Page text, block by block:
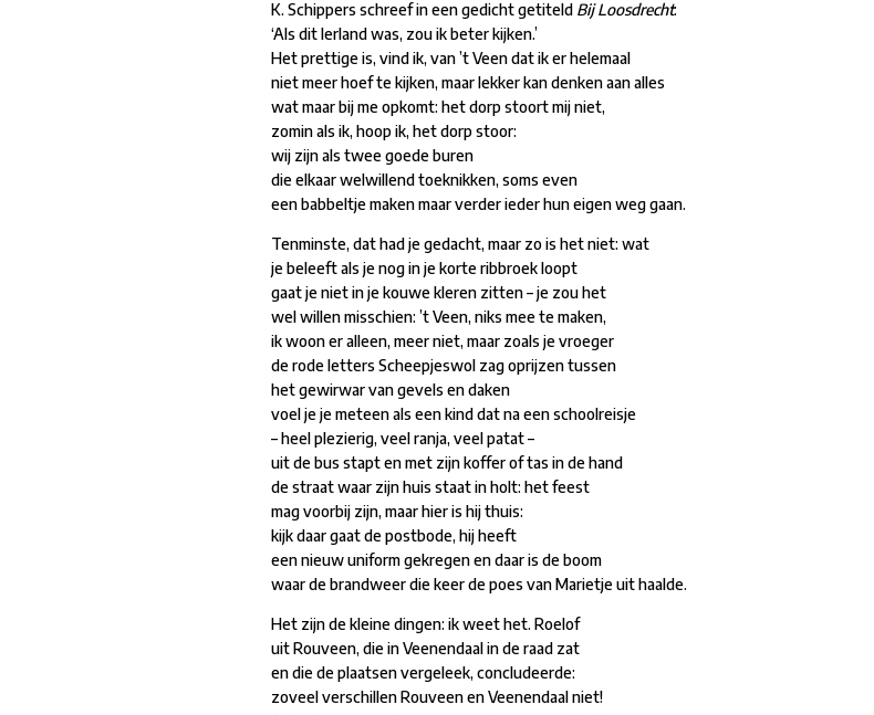
K. Schippers schreef in een gedicht getiteld Bij Loosdrecht:
‘Als dit Ierland was, zou ik beter kijken.’
Het prettige is, vind ik, van ’t Veen dat ik er helemaal
niet meer hoef te kijken, maar lekker kan denken aan alles
wat maar bij me opkomt: het dorp stoort mij niet,
zomin als ik, hoop ik, het dorp stoor:
wij zijn als twee goede buren
die elkaar welwillend toeknikken, soms even
een babbeltje maken maar verder ieder hun eigen weg gaan.
Tenminste, dat had je gedacht, maar zo is het niet: wat
je beleeft als je nog in je korte ribbroek loopt
gaat je niet in je kouwe kleren zitten – je zou het
wel willen misschien: ’t Veen, niks mee te maken,
ik woon er alleen, meer niet, maar zoals je vroeger
de rode letters Scheepjeswol zag oprijzen tussen
het gewirwar van gevels en daken
voel je je meteen als een kind dat na een schoolreisje
– heel plezierig, veel ranja, veel patat –
uit de bus stapt en met zijn koffer of tas in de hand
de straat waar zijn huis staat in holt: het feest
mag voorbij zijn, maar hier is hij thuis:
kijk daar gaat de postbode, hij heeft
een nieuw uniform gekregen en daar is de boom
waar de brandweer die keer de poes van Marietje uit haalde.
Het zijn de kleine dingen: ik weet het. Roelof
uit Rouveen, die in Veenendaal in de raad zat
en die de plaatsen vergeleek, concludeerde:
zoveel verschillen Rouveen en Veenendaal niet!